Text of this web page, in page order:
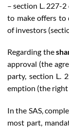
– section L. 227-
to make offers to
of investors
Regarding the
approval (the
party, section L.
emption (the right
In the SAS,
most part,